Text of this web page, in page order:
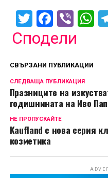
Twitter
Сподели
СВЪРЗАНИ ПУБЛИКАЦИИ
СЛЕДВАЩА ПУБЛИКАЦИЯ
Празниците на
годишнината на Иво
НЕ ПРОПУСКАЙТЕ
Kaufland с нова серия
козметика